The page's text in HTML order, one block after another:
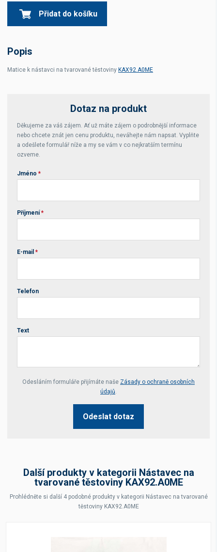
Přidat do košíku
Popis
Matice k nástavci na tvarované těstoviny KAX92.A0ME
Dotaz na produkt
Děkujeme za váš zájem. Ať už máte zájem o podrobnější informace
nebo chcete znát jen cenu produktu, neváhejte nám napsat. Vyplňte
a odešlete formulář níže a my se vám v co nejkratším termínu
ozveme.
Jméno *
Příjmení *
E-mail *
Telefon
Text
Your website *
Odesláním formuláře přijímáte naše Zásady o ochraně osobních
údajů.
Odeslat dotaz
Další produkty v kategorii Nástavec na
tvarované těstoviny KAX92.A0ME
Prohlédněte si další 4 podobné produkty v kategorii Nástavec na tvarované
těstoviny KAX92.A0ME